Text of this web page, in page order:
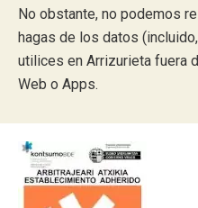
No obstante, no podemos
hagas de los datos
utilices en Arrizurieta fuera
Web o Apps.